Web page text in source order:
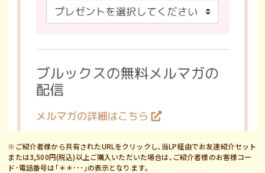
※ご紹介者様から共有されたURLをクリックし､当LP経由でお友達紹介セット
または3,500円(税込)以上ご購入いただいた場合は､ご紹介者様のお客様コー
ド･電話番号は｢＊＊･･･｣の表示となります｡